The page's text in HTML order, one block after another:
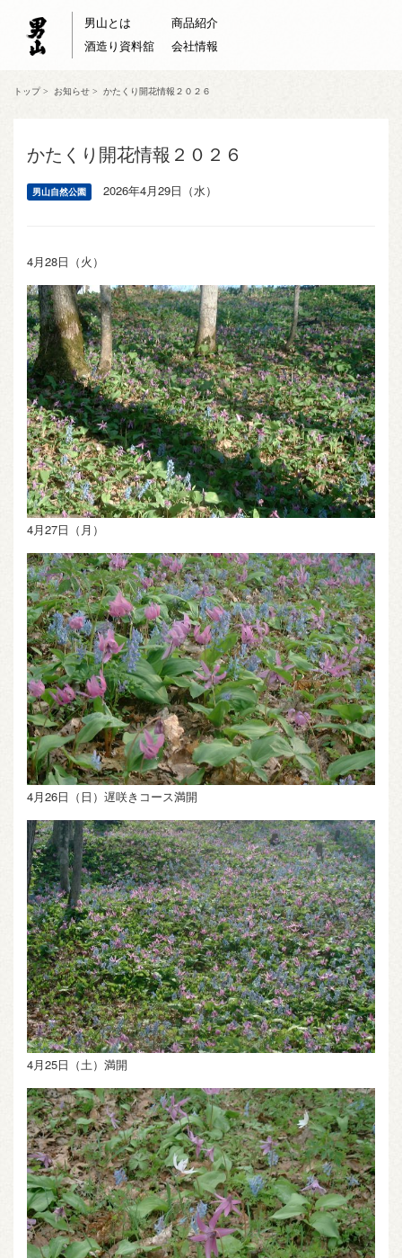
男山とは
商品紹介
酒造り資料舘
会社情報
トップ> お知らせ > かたくり開花情報２０２６
かたくり開花情報２０２６
男山自然公園 2026年4月29日（水）
4月28日（火）
4月27日（月）
4月26日（日）遅咲きコース満開
4月25日（土）満開